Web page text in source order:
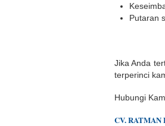
Putaran
Jika Anda
terperinci
Hubungi
CV. RATMAN